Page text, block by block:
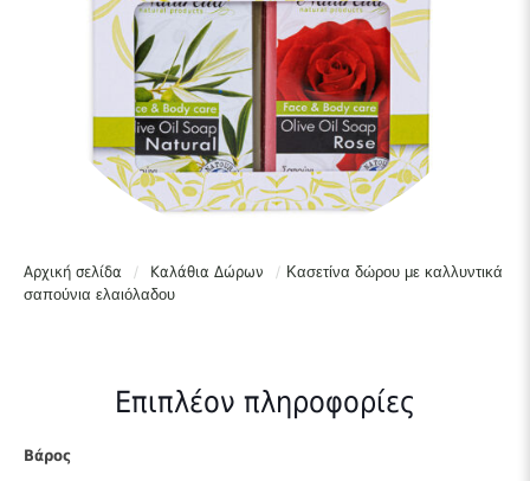
Αρχική σελίδα / Καλάθια Δώρων / Κασετίνα δώρου με καλλυντικά
σαπούνια ελαιόλαδου
Επιπλέον πληροφορίες
Βάρος